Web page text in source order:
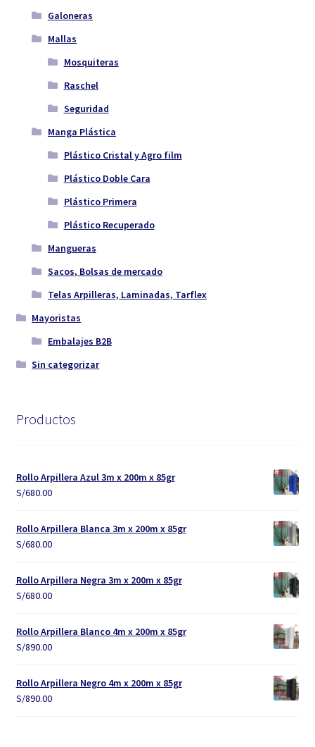
Galoneras
Mallas
Mosquiteras
Raschel
Seguridad
Manga Plástica
Plástico Cristal y Agro film
Plástico Doble Cara
Plástico Primera
Plástico Recuperado
Mangueras
Sacos, Bolsas de mercado
Telas Arpilleras, Laminadas, Tarflex
Mayoristas
Embalajes B2B
Sin categorizar
Productos
Rollo Arpillera Azul 3m x 200m x 85gr
S/680.00
Rollo Arpillera Blanca 3m x 200m x 85gr
S/680.00
Rollo Arpillera Negra 3m x 200m x 85gr
S/680.00
Rollo Arpillera Blanco 4m x 200m x 85gr
S/890.00
Rollo Arpillera Negro 4m x 200m x 85gr
S/890.00